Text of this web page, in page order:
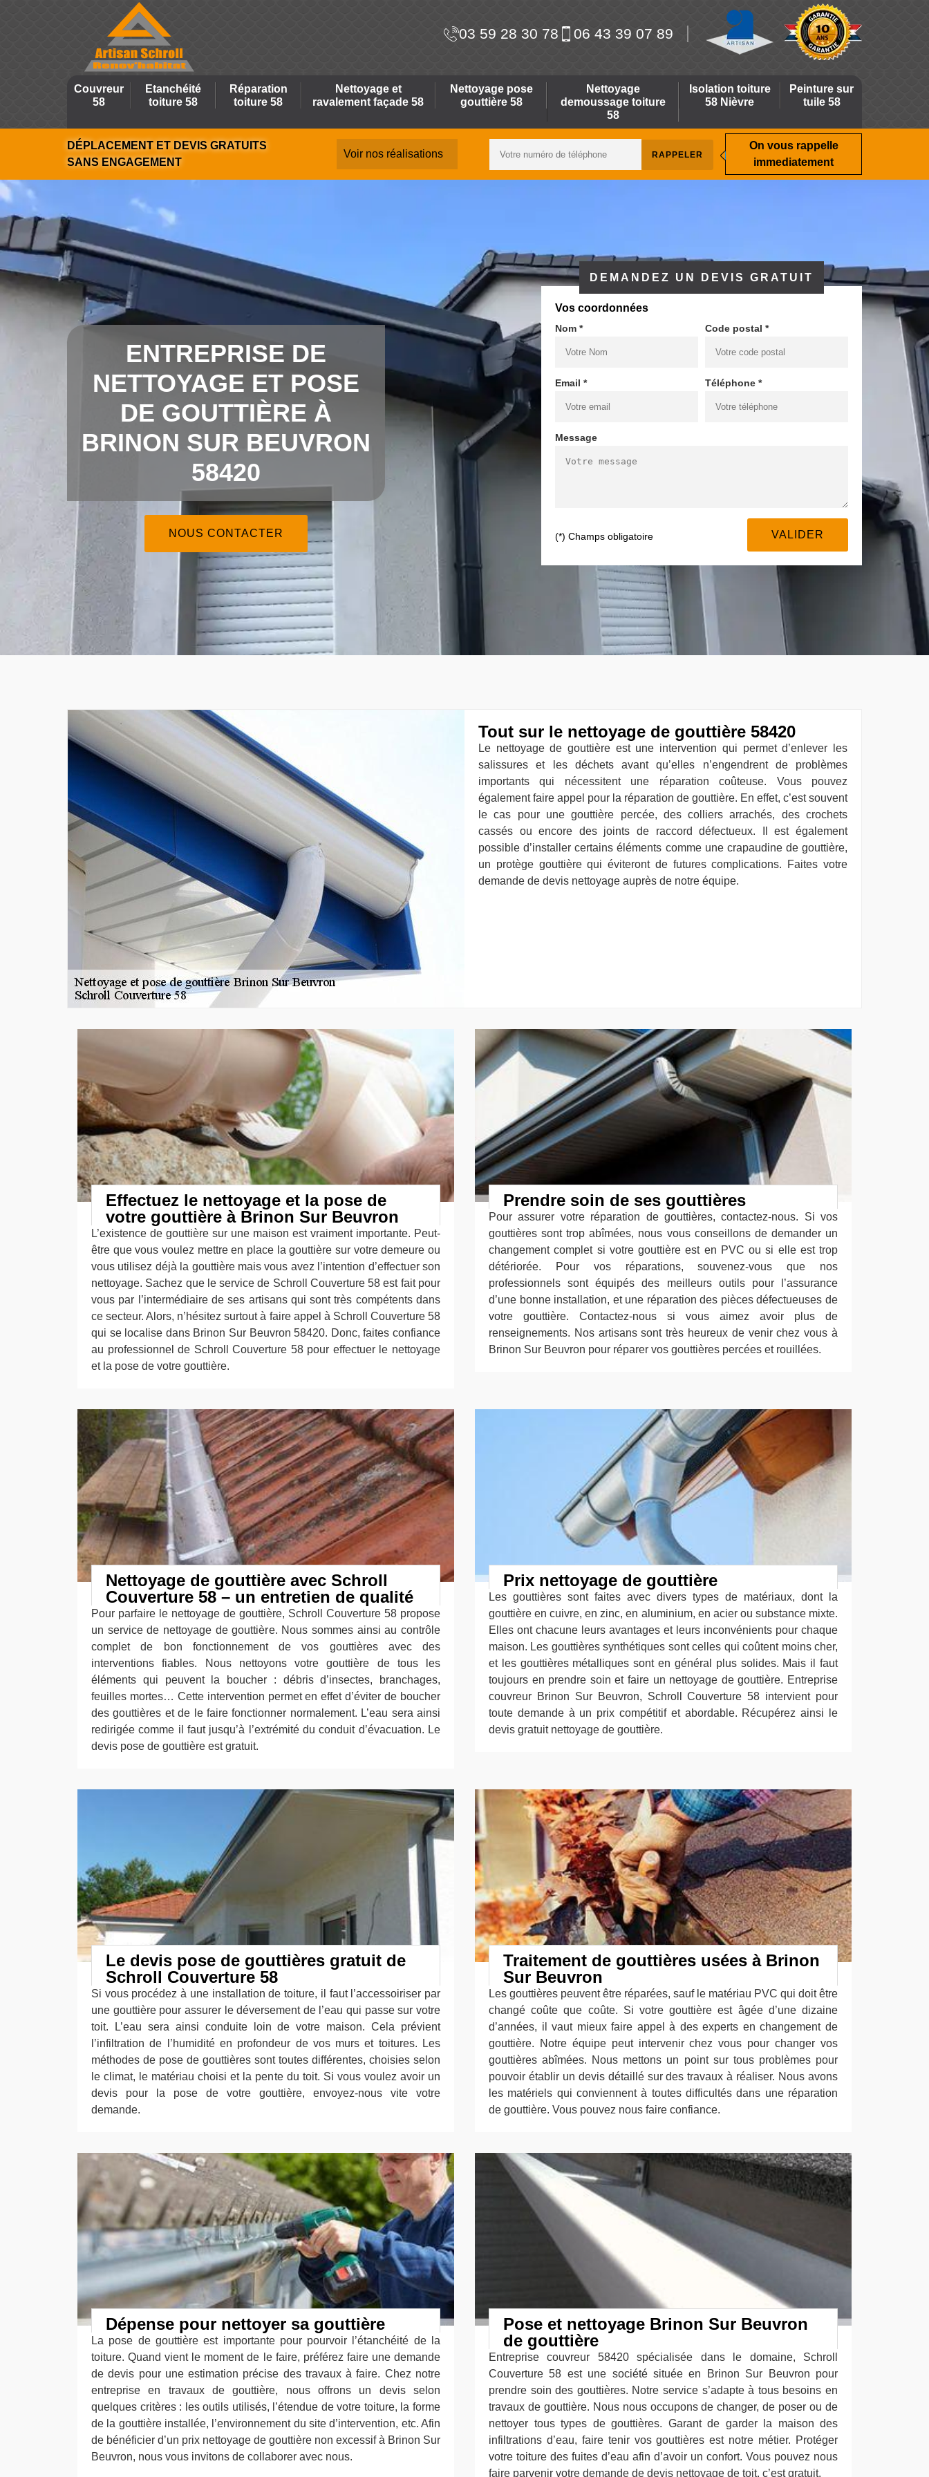
03 59 28 30 78 06 43 39 07 89
Couvreur
58
Etanchéité
toiture 58
Réparation
toiture 58
Nettoyage et
ravalement façade 58
Nettoyage pose
gouttière 58
Nettoyage
demoussage toiture
58
Isolation toiture
58 Nièvre
Peinture sur
tuile 58
DÉPLACEMENT ET DEVIS GRATUITS
SANS ENGAGEMENT
Voir nos réalisations
On vous rappelle
immediatement
ENTREPRISE DE
NETTOYAGE ET POSE
DE GOUTTIÈRE À
BRINON SUR BEUVRON
58420
NOUS CONTACTER
DEMANDEZ UN DEVIS GRATUIT
Vos coordonnées
Nom * Code postal *
Email * Téléphone *
Message
(*) Champs obligatoire
Tout sur le nettoyage de gouttière 58420
Le nettoyage de gouttière est une intervention qui permet d’enlever les
salissures et les déchets avant qu’elles n’engendrent de problèmes
importants qui nécessitent une réparation coûteuse. Vous pouvez
également faire appel pour la réparation de gouttière. En effet, c’est souvent
le cas pour une gouttière percée, des colliers arrachés, des crochets
cassés ou encore des joints de raccord défectueux. Il est également
possible d’installer certains éléments comme une crapaudine de gouttière,
un protège gouttière qui éviteront de futures complications. Faites votre
demande de devis nettoyage auprès de notre équipe.
Effectuez le nettoyage et la pose de
votre gouttière à Brinon Sur Beuvron
L’existence de gouttière sur une maison est vraiment importante. Peut-
être que vous voulez mettre en place la gouttière sur votre demeure ou
vous utilisez déjà la gouttière mais vous avez l’intention d’effectuer son
nettoyage. Sachez que le service de Schroll Couverture 58 est fait pour
vous par l’intermédiaire de ses artisans qui sont très compétents dans
ce secteur. Alors, n’hésitez surtout à faire appel à Schroll Couverture 58
qui se localise dans Brinon Sur Beuvron 58420. Donc, faites confiance
au professionnel de Schroll Couverture 58 pour effectuer le nettoyage
et la pose de votre gouttière.
Prendre soin de ses gouttières
Pour assurer votre réparation de gouttières, contactez-nous. Si vos
gouttières sont trop abîmées, nous vous conseillons de demander un
changement complet si votre gouttière est en PVC ou si elle est trop
détériorée. Pour vos réparations, souvenez-vous que nos
professionnels sont équipés des meilleurs outils pour l’assurance
d’une bonne installation, et une réparation des pièces défectueuses de
votre gouttière. Contactez-nous si vous aimez avoir plus de
renseignements. Nos artisans sont très heureux de venir chez vous à
Brinon Sur Beuvron pour réparer vos gouttières percées et rouillées.
Nettoyage de gouttière avec Schroll
Couverture 58 – un entretien de qualité
Pour parfaire le nettoyage de gouttière, Schroll Couverture 58 propose
un service de nettoyage de gouttière. Nous sommes ainsi au contrôle
complet de bon fonctionnement de vos gouttières avec des
interventions fiables. Nous nettoyons votre gouttière de tous les
éléments qui peuvent la boucher : débris d’insectes, branchages,
feuilles mortes… Cette intervention permet en effet d’éviter de boucher
des gouttières et de le faire fonctionner normalement. L’eau sera ainsi
redirigée comme il faut jusqu’à l’extrémité du conduit d’évacuation. Le
devis pose de gouttière est gratuit.
Prix nettoyage de gouttière
Les gouttières sont faites avec divers types de matériaux, dont la
gouttière en cuivre, en zinc, en aluminium, en acier ou substance mixte.
Elles ont chacune leurs avantages et leurs inconvénients pour chaque
maison. Les gouttières synthétiques sont celles qui coûtent moins cher,
et les gouttières métalliques sont en général plus solides. Mais il faut
toujours en prendre soin et faire un nettoyage de gouttière. Entreprise
couvreur Brinon Sur Beuvron, Schroll Couverture 58 intervient pour
toute demande à un prix compétitif et abordable. Récupérez ainsi le
devis gratuit nettoyage de gouttière.
Le devis pose de gouttières gratuit de
Schroll Couverture 58
Si vous procédez à une installation de toiture, il faut l’accessoiriser par
une gouttière pour assurer le déversement de l’eau qui passe sur votre
toit. L’eau sera ainsi conduite loin de votre maison. Cela prévient
l’infiltration de l’humidité en profondeur de vos murs et toitures. Les
méthodes de pose de gouttières sont toutes différentes, choisies selon
le climat, le matériau choisi et la pente du toit. Si vous voulez avoir un
devis pour la pose de votre gouttière, envoyez-nous vite votre
demande.
Traitement de gouttières usées à Brinon
Sur Beuvron
Les gouttières peuvent être réparées, sauf le matériau PVC qui doit être
changé coûte que coûte. Si votre gouttière est âgée d’une dizaine
d’années, il vaut mieux faire appel à des experts en changement de
gouttière. Notre équipe peut intervenir chez vous pour changer vos
gouttières abîmées. Nous mettons un point sur tous problèmes pour
pouvoir établir un devis détaillé sur des travaux à réaliser. Nous avons
les matériels qui conviennent à toutes difficultés dans une réparation
de gouttière. Vous pouvez nous faire confiance.
Dépense pour nettoyer sa gouttière
La pose de gouttière est importante pour pourvoir l’étanchéité de la
toiture. Quand vient le moment de le faire, préférez faire une demande
de devis pour une estimation précise des travaux à faire. Chez notre
entreprise en travaux de gouttière, nous offrons un devis selon
quelques critères : les outils utilisés, l’étendue de votre toiture, la forme
de la gouttière installée, l’environnement du site d’intervention, etc. Afin
de bénéficier d’un prix nettoyage de gouttière non excessif à Brinon Sur
Beuvron, nous vous invitons de collaborer avec nous.
Pose et nettoyage Brinon Sur Beuvron
de gouttière
Entreprise couvreur 58420 spécialisée dans le domaine, Schroll
Couverture 58 est une société située en Brinon Sur Beuvron pour
prendre soin des gouttières. Notre service s’adapte à tous besoins en
travaux de gouttière. Nous nous occupons de changer, de poser ou de
nettoyer tous types de gouttières. Garant de garder la maison des
infiltrations d’eau, faire tenir vos gouttières est notre métier. Protéger
votre toiture des fuites d’eau afin d’avoir un confort. Vous pouvez nous
faire parvenir votre demande de devis nettoyage de toit, c’est gratuit.